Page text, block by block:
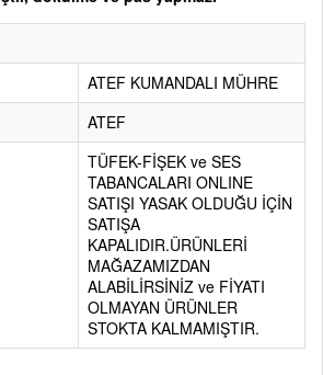
ATEF KUMANDALI MÜHRE
ATEF
TÜFEK-FİŞEK ve SES
TABANCALARI ONLINE
SATIŞI YASAK OLDUĞU İÇİN
SATIŞA
KAPALIDIR.ÜRÜNLERİ
MAĞAZAMIZDAN
ALABİLİRSİNİZ ve FİYATI
OLMAYAN ÜRÜNLER
STOKTA KALMAMIŞTIR.